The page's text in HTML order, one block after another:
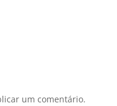
um comentário.